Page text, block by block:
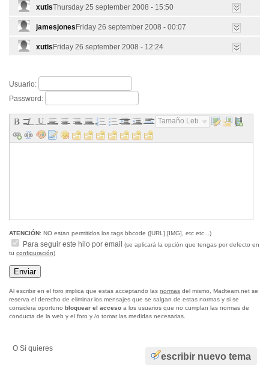
xutisThursday 25 september 2008 - 15:50
jamesjones Friday 26 september 2008 - 00:07
xutis Friday 26 september 2008 - 12:24
Usuario:
Password:
Tamaño Letra...
ATENCIÓN: NO estan permitidos los tags bbcode ([URL],[IMG], etc etc...)
Para seguir este hilo por email
(se aplicará la opción que tengas por defecto en
tu configuración)
Al escribir en el foro implica que estas acceptando las normas del mismo, Madteam.net se
reserva el derecho de eliminar los mensajes que se salgan de estas normas y si se
considera oportuno bloquear el acceso a los usuarios que no cumplan las normas de
conducta de la web y el foro y /o tomar las medidas necesarias.
escribir nuevo tema
O Si quieres